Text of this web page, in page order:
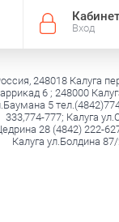
Кабинет
Вход
248018 Калуга
6 ; 248000
5
333,774-777; Калуга
28 (4842) 222-
Калуга ул.Болдина